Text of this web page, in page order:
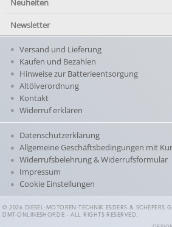
Neuheiten
Newsletter
Versand und Lieferung
Kaufen und Bezahlen
Hinweise zur Batterieentsorgung
Altölverordnung
Kontakt
Widerruf erklären
Datenschutzerklärung
Allgemeine Geschäftsbedingungen mit
Widerrufsbelehrung & Widerrufsformular
Impressum
Cookie Einstellungen
© 2026 DIESEL-MOTOREN-TECHNIK ESDERS & SCHEPERS
DMT-ONLINESHOP.DE - ALL RIGHTS RESERVED.